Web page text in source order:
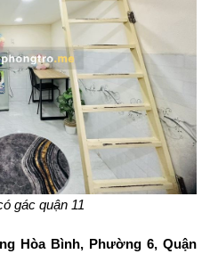
gác quận 11
Hòa Bình, Phường 6, Quận